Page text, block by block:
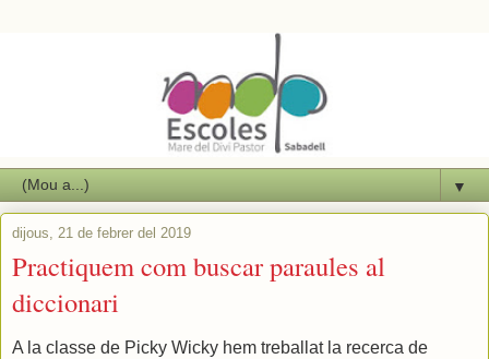
▼
dijous, 21 de febrer del 2019
Practiquem com buscar paraules al
diccionari
A la classe de Picky Wicky hem treballat la recerca de